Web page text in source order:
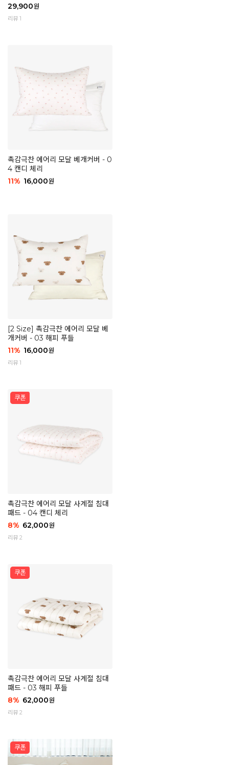
29,900원
리뷰 1
촉감극찬 에어리 모달 베개커버 - 0
4 캔디 체리
11% 16,000원
[2 Size] 촉감극찬 에어리 모달 베
개커버 - 03 해피 푸들
11% 16,000원
리뷰 1
촉감극찬 에어리 모달 사계절 침대
패드 - 04 캔디 체리
8% 62,000원
리뷰 2
촉감극찬 에어리 모달 사계절 침대
패드 - 03 해피 푸들
8% 62,000원
리뷰 2